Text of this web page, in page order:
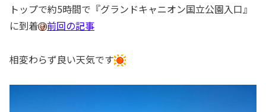
トップで約5時間で『グランドキャニオン国立公園入口』
に到着
前回の記事
相変わらず良い天気です